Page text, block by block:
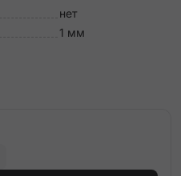
нет
1 мм